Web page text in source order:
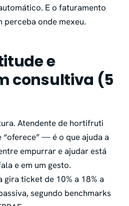
E o faturamento
perceba onde mexeu.
e
consultiva (5
Atendente de hortifruti
“oferece” — é o que ajuda a
empurrar e ajudar está
e em um gesto.
ticket de 10% a 18% a
segundo benchmarks